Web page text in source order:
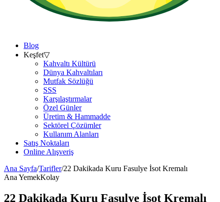
Blog
Keşfet▽
Kahvaltı Kültürü
Dünya Kahvaltıları
Mutfak Sözlüğü
SSS
Karşılaştırmalar
Özel Günler
Üretim & Hammadde
Sektörel Çözümler
Kullanım Alanları
Satış Noktaları
Online Alışveriş
Ana Sayfa/Tarifler/22 Dakikada Kuru Fasulye İsot Kremalı
Ana YemekKolay
22 Dakikada Kuru Fasulye İsot Kremalı